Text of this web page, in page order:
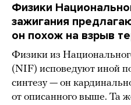
Физики
зажигания
он похож на взрыв
Физики из
(NIF) исповедуют иной
синтезу — он
от описанного выше. Та